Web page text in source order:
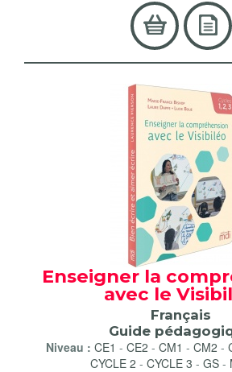
Enseigner la
avec le
Français
Guide
Niveau : CE1 - CE2 - CM1 - CM2 -
CYCLE 2 - CYCLE 3 - GS-